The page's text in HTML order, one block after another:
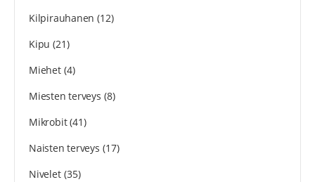
Kilpirauhanen (12)
Kipu (21)
Miehet(4)
Miesten terveys (8)
Mikrobit(41)
Naisten terveys (17)
Nivelet(35)